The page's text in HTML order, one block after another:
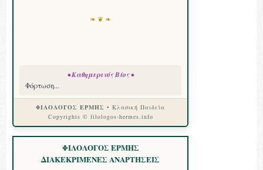
❧ ❦ ❧
• Καθημερινός Βίος •
Φόρτωση...
ΦΙΛΟΛΟΓΟΣ ΕΡΜΗΣ • Κλασική Παιδεία
Copyrights © filologos-hermes.info
ΦΙΛΟΛΟΓΟΣ ΕΡΜΗΣ
ΔΙΑΚΕΚΡΙΜΕΝΕΣ ΑΝΑΡΤΗΣΕΙΣ